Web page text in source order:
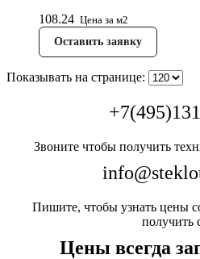
108.24 Цена за м2
Оставить заявку
Показывать на странице:
Звоните чтобы получить
Пишите, чтобы узнать цены
получить
Цены всегда